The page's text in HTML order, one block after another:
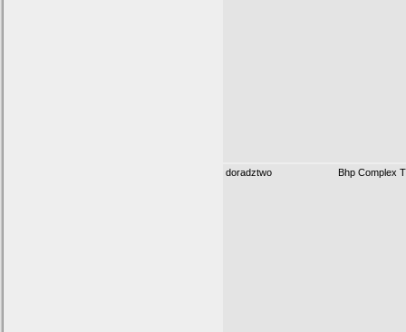
doradztwo Bhp Complex